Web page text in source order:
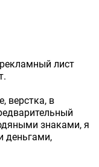
лист
верстка, в
знаками, я
деньгами,